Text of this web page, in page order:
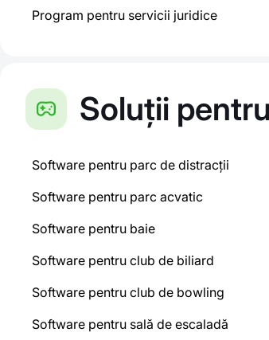
Program pentru servicii juridice
Soluții
Software pentru parc de distracții
Software pentru parc acvatic
Software pentru baie
Software pentru club de biliard
Software pentru club de bowling
Software pentru sală de escaladă